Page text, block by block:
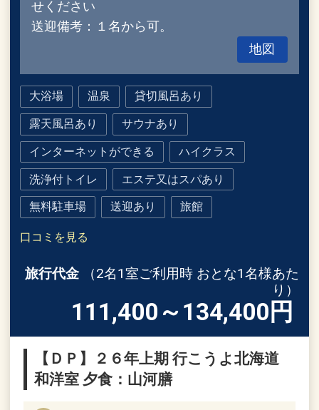
せください
送迎備考：１名から可。
地図
大浴場 温泉 貸切風呂あり
露天風呂あり サウナあり
インターネットができる ハイクラス
洗浄付トイレ エステ又はスパあり
無料駐車場 送迎あり 旅館
口コミを見る
旅行代金
（2名1室ご利用時 おとな1名様あた
り）
111,400～134,400 円
【ＤＰ】２６年上期 行こうよ北海道
和洋室 夕食：山河膳